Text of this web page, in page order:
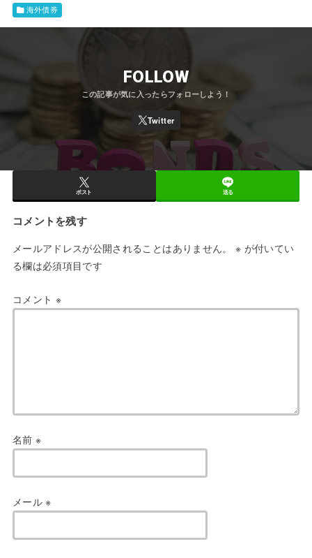
海外債券
FOLLOW
ポスト 送る
コメントを残す
メールアドレスが公開されることはありません。 ※ が付いてい
る欄は必須項目です
コメント ※
名前 ※
メール※